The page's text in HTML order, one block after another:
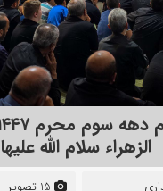
الزهراء سلام الله علیها
15 تصویر